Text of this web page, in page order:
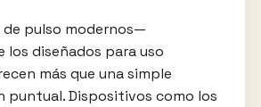
pulso modernos—
los diseñados para uso
más que una simple
puntual. Dispositivos como los